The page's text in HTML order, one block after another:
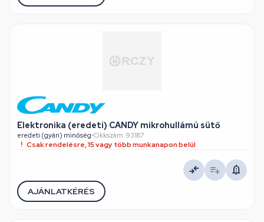
Elektronika (eredeti) CANDY mikrohullámú sütő
eredeti (gyári) minőség•Cikkszám: 93187
Csak rendelésre, 15 vagy több munkanapon belül
AJÁNLATKÉRÉS